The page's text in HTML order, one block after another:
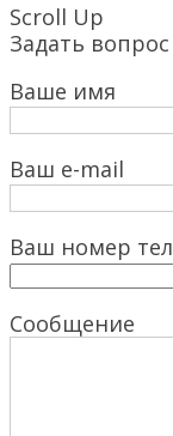
Scroll Up
Задать вопрос
Ваше имя
Ваш e-mail
Ваш номер
Сообщение